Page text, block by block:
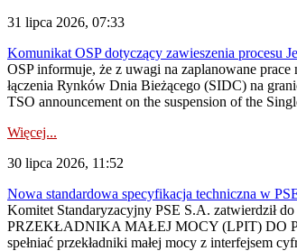
31 lipca 2026, 07:33
Komunikat OSP dotyczący zawieszenia procesu
OSP informuje, że z uwagi na zaplanowane
łączenia Rynków Dnia Bieżącego (SIDC) na
TSO announcement on the suspension of the
Więcej...
30 lipca 2026, 11:52
Nowa standardowa specyfikacja techniczna w
Komitet Standaryzacyjny PSE S.A. zatwierdził
PRZEKŁADNIKA MAŁEJ MOCY (LPIT) DO
spełniać przekładniki małej mocy z interfejsem